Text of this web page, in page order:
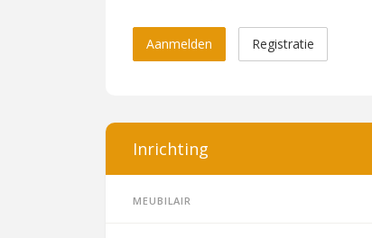
Aanmelden Registratie
Inrichting
Meubilair